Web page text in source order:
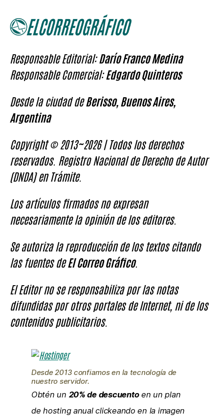
Responsable Editorial:Darío Franco Medina
Responsable Comercial:Edgardo Quinteros
Desde la ciudad deBerisso, Buenos Aires,
Argentina
Copyright © 2013~2026 | Todos los derechos
reservados. Registro Nacional de Derecho de Autor
(DNDA) en Trámite.
Los artículos firmados no expresan
necesariamente la opinión de los editores.
Se autoriza la reproducción de los textos citando
las fuentes deEl Correo Gráfico.
El Editor no se responsabiliza por las notas
difundidas por otros portales de Internet, ni de los
contenidos publicitarios.
Desde 2013 confiamos en la tecnología de
nuestro servidor.
Obtén un 20% de descuentoen un plan
de hosting anual clickeando en la imagen